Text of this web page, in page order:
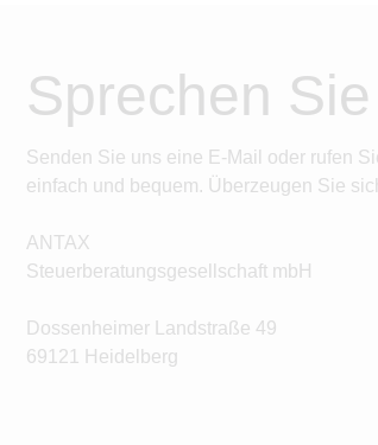
Sprechen
Senden Sie uns eine E-Mail oder rufen
einfach und bequem. Überzeugen Sie
ANTAX
Steuerberatungsgesellschaft mbH
Dossenheimer Landstraße 49
69121 Heidelberg